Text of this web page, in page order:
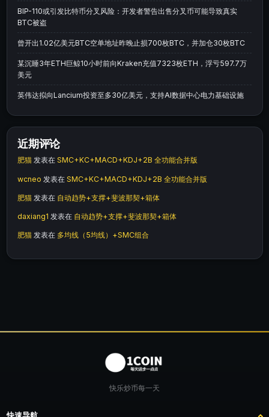
BIP-110或引发比特币分叉风险：开发者警告出售分叉币可能导致真实
BTC被盗
曾开出1.02亿美元BTC空单地址昨晚止损700枚BTC，并加仓30枚BTC
某沉睡3年ETH巨鲸10小时前向Kraken充值7323枚ETH，浮亏597.7万
美元
英伟达拟向Lancium投资至多30亿美元，支持AI数据中心电力基础设施
近期评论
肥猫 发表在 SMC+KC+MACD+KDJ+2B 全功能合并版
wcneo 发表在 SMC+KC+MACD+KDJ+2B 全功能合并版
肥猫 发表在 自动趋势+支撑+斐波那契+箱体
daxiang1 发表在 自动趋势+支撑+斐波那契+箱体
肥猫 发表在 多均线（5均线）+SMC组合
快乐炒币每一天